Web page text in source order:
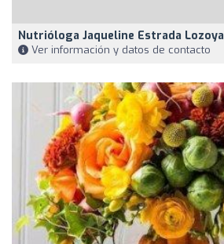
Nutrióloga Jaqueline Estrada Lozoya
Ver información y datos de contacto